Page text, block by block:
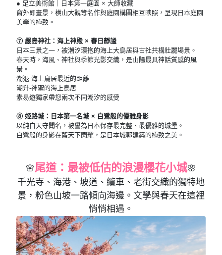
● 足立美術館｜日本第一庭園 × 大師收藏
窗外即畫景，橫山大觀等名作與庭園構圖相互映照，呈現日本庭園
美學的極致。
⑦ 嚴島神社：海上神殿 × 春日靜謐
日本三景之一，被潮汐環抱的海上大鳥居與古社共構壯麗場景。
春天時，海風、神社與季節光影交織，是山陽最具神話質感的風
景。
潮退-海上鳥居最近的距離
潮升-神聖的海上鳥居
素易遊獨家帶您兩次不同潮汐的感受
⑧ 姬路城：日本第一名城 × 白鷺般的優雅身影
以純白天守聞名，被譽為日本保存最完整、最優雅的城堡。
白鷺般的身影在藍天下閃耀，是日本城郭建築的極致之美。
🌸尾道：最被低估的浪漫櫻花小城🌸
千光寺、海港、坡道、纜車、老街交織的獨特地
景，粉色山坡一路傾向海邊。文學與春天在這裡
悄悄相遇。